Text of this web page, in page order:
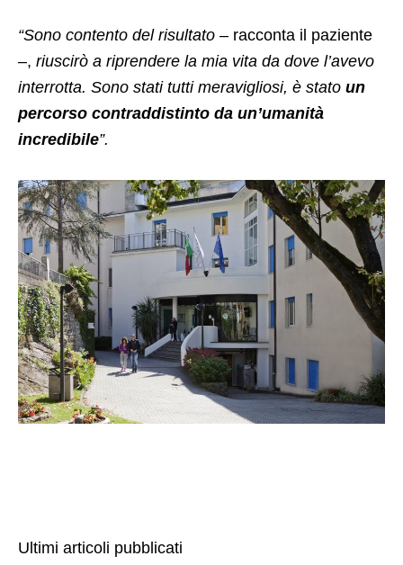
“Sono contento del risultato – racconta il paziente
–, riuscirò a riprendere la mia vita da dove l’avevo
interrotta. Sono stati tutti meravigliosi, è stato un
percorso contraddistinto da un’umanità
incredibile”.
Ultimi articoli pubblicati